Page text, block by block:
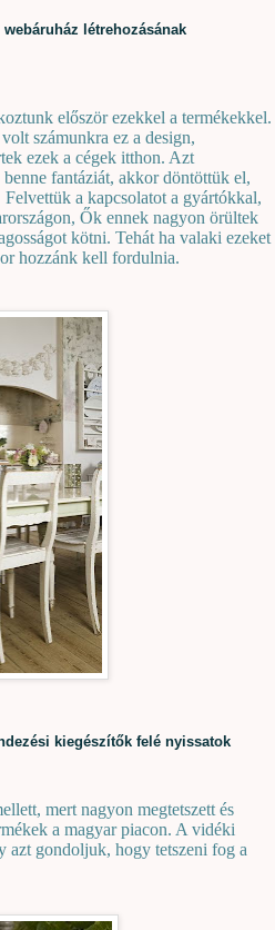
létrehozásának
először ezekkel a termékekkel.
számunkra ez a design,
ezek a cégek itthon. Azt
fantáziát, akkor döntöttük el,
a kapcsolatot a gyártókkal,
Ők ennek nagyon örültek
kötni. Tehát ha valaki ezeket
hozzánk kell fordulnia.
kiegészítők felé nyissatok
mert nagyon megtetszett és
a magyar piacon. A vidéki
azt gondoljuk, hogy tetszeni fog a